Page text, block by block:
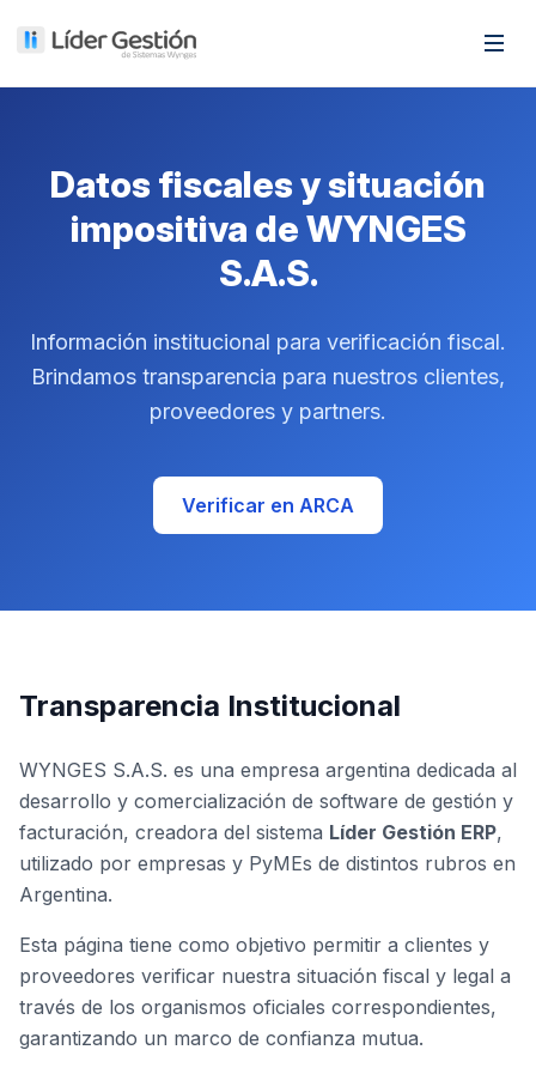
Datos fiscales y situación
impositiva de WYNGES
S.A.S.
Información institucional para verificación fiscal.
Brindamos transparencia para nuestros clientes,
proveedores y partners.
Verificar en ARCA
Transparencia Institucional
WYNGES S.A.S. es una empresa argentina dedicada al
desarrollo y comercialización de software de gestión y
facturación, creadora del sistema Líder Gestión ERP,
utilizado por empresas y PyMEs de distintos rubros en
Argentina.
Esta página tiene como objetivo permitir a clientes y
proveedores verificar nuestra situación fiscal y legal a
través de los organismos oficiales correspondientes,
garantizando un marco de confianza mutua.